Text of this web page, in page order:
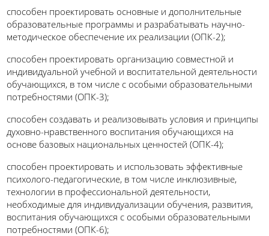
способен проектировать основные и дополнительные
образовательные программы и разрабатывать научно-
методическое обеспечение их реализации (ОПК-2);
способен проектировать организацию совместной и
индивидуальной учебной и воспитательной деятельности
обучающихся, в том числе с особыми образовательными
потребностями (ОПК-3);
способен создавать и реализовывать условия и принципы
духовно-нравственного воспитания обучающихся на
основе базовых национальных ценностей (ОПК-4);
способен проектировать и использовать эффективные
психолого-педагогические, в том числе инклюзивные,
технологии в профессиональной деятельности,
необходимые для индивидуализации обучения, развития,
воспитания обучающихся с особыми образовательными
потребностями (ОПК-6);